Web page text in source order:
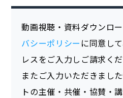
動画視聴・資料ダウンロー
バシーポリシー に同意し
レスをご入力しご請求くだ
またご入力いただきまし
トの主催・共催・協賛・